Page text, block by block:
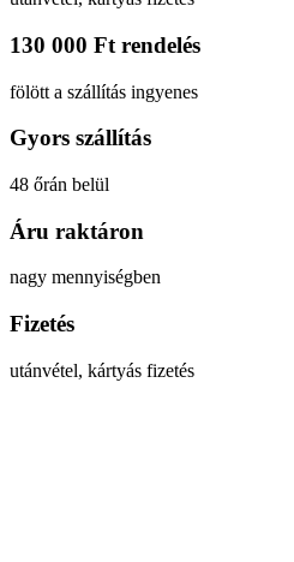
130 000 Ft rendelés
fölött a szállítás ingyenes
Gyors szállítás
48 őrán belül
Áru raktáron
nagy mennyiségben
Fizetés
utánvétel, kártyás fizetés